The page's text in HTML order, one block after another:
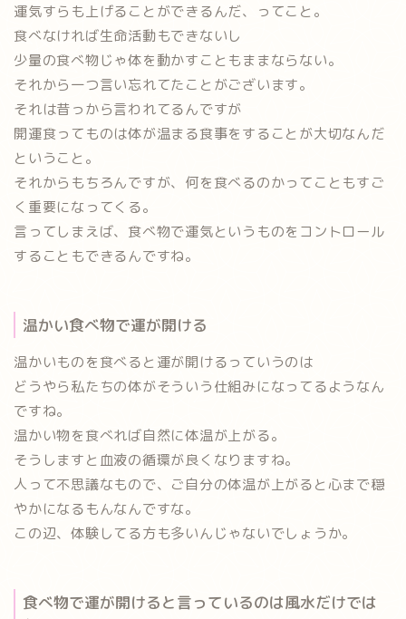
運気すらも上げることができるんだ、ってこと。
食べなければ生命活動もできないし
少量の食べ物じゃ体を動かすこともままならない。
それから一つ言い忘れてたことがございます。
それは昔っから言われてるんですが
開運食ってものは体が温まる食事をすることが大切なんだ
ということ。
それからもちろんですが、何を食べるのかってこともすご
く重要になってくる。
言ってしまえば、食べ物で運気というものをコントロール
することもできるんですね。
温かい食べ物で運が開ける
温かいものを食べると運が開けるっていうのは
どうやら私たちの体がそういう仕組みになってるようなん
ですね。
温かい物を食べれば自然に体温が上がる。
そうしますと血液の循環が良くなりますね。
人って不思議なもので、ご自分の体温が上がると心まで穏
やかになるもんなんですな。
この辺、体験してる方も多いんじゃないでしょうか。
食べ物で運が開けると言っているのは風水だけでは